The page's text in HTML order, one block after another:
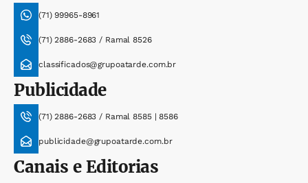
(71) 99965-8961
(71) 2886-2683 / Ramal 8526
classificados@grupoatarde.com.br
Publicidade
(71) 2886-2683 / Ramal 8585 | 8586
publicidade@grupoatarde.com.br
Canais e Editorias